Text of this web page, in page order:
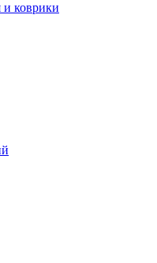
и коврики